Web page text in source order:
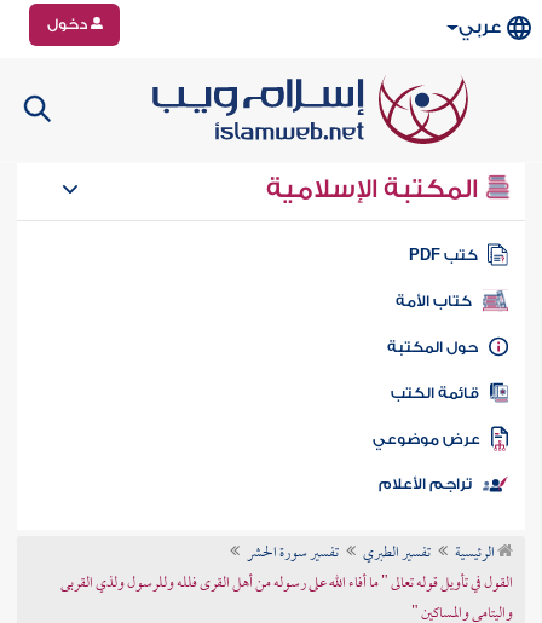
عربي دخول
المكتبة الإسلامية
كتب PDF
كتاب الأمة
المكتبة
الكتب
موضوعي
تراجم الأعلام
الرئيسية تفسير الطبري
تفسير سورة الحشر
القول في تأويل قوله تعالى " ما أفاء الله على رسوله من أهل القرى فلله وللرسول ولذي القربى
واليتامى والمساكين "